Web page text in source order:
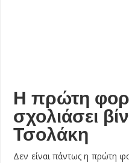
Η πρώτη
σχολιάσει
Τσολάκη
Δεν είναι πάντως η πρώτη